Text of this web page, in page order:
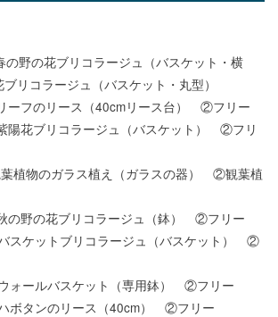
野の花ブリコラージュ（バスケット・横
コラージュ（バスケット・丸型）
フのリース（40cmリース台） ②フリー
花ブリコラージュ（バスケット） ②フリ
植物のガラス植え（ガラスの器） ②観葉植
野の花ブリコラージュ（鉢） ②フリー
ケットブリコラージュ（バスケット） ②
ールバスケット（専用鉢） ②フリー
タンのリース（40cm） ②フリー